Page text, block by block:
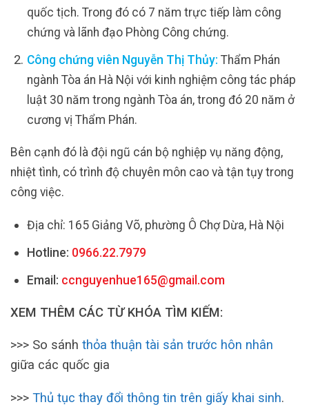
quốc tịch. Trong đó có 7 năm trực tiếp làm công
chứng và lãnh đạo Phòng Công chứng.
Công chứng viên Nguyễn Thị Thủy: Thẩm Phán
ngành Tòa án Hà Nội với kinh nghiệm công tác pháp
luật 30 năm trong ngành Tòa án, trong đó 20 năm ở
cương vị Thẩm Phán.
Bên cạnh đó là đội ngũ cán bộ nghiệp vụ năng động,
nhiệt tình, có trình độ chuyên môn cao và tận tụy trong
công việc.
Địa chỉ: 165 Giảng Võ, phường Ô Chợ Dừa, Hà Nội
Hotline: 0966.22.7979
Email: ccnguyenhue165@gmail.com
XEM THÊM CÁC TỪ KHÓA TÌM KIẾM:
>>> So sánh thỏa thuận tài sản trước hôn nhân
giữa các quốc gia
>>> Thủ tục thay đổi thông tin trên giấy khai sinh.